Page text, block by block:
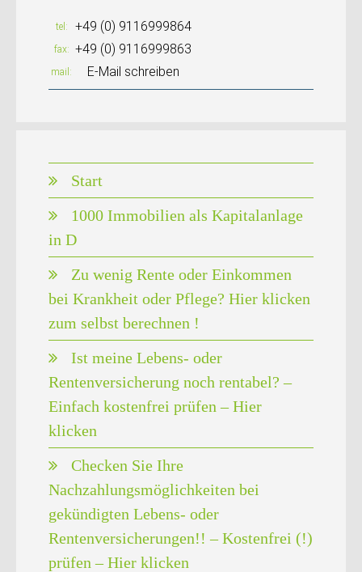
tel +49 (0) 9116999864
fax +49 (0) 9116999863
mail E-Mail schreiben
Start
1000 Immobilien als Kapitalanlage
in D
Zu wenig Rente oder Einkommen
bei Krankheit oder Pflege? Hier klicken
zum selbst berechnen !
Ist meine Lebens- oder
Rentenversicherung noch rentabel? –
Einfach kostenfrei prüfen – Hier
klicken
Checken Sie Ihre
Nachzahlungsmöglichkeiten bei
gekündigten Lebens- oder
Rentenversicherungen!! – Kostenfrei (!)
prüfen – Hier klicken